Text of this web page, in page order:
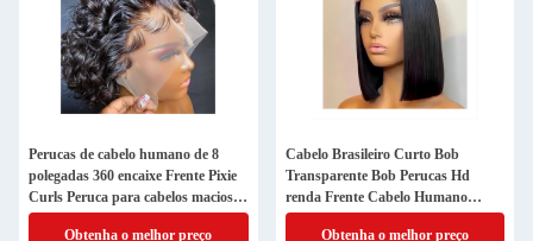
Perucas de cabelo humano de 8
polegadas 360 encaixe Frente Pixie
Curls Peruca para cabelos macios e
brilhantes
Obtenha o melhor preço
Cabelo Brasileiro Curto Bob
Transparente Bob Perucas Hd
renda Frente Cabelo Humano
Perucas 8-14 polegadas
Obtenha o melhor preço